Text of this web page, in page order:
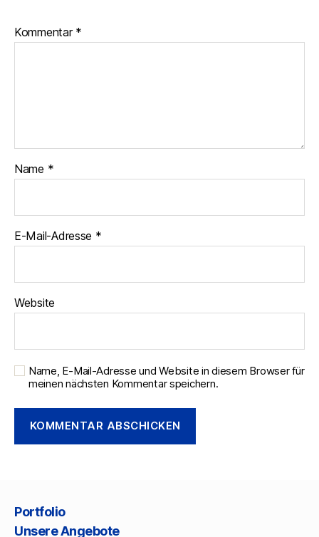
Kommentar *
Name *
E-Mail-Adresse *
Website
Name, E-Mail-Adresse und Website in diesem Browser für
meinen nächsten Kommentar speichern.
Portfolio
Unsere Angebote